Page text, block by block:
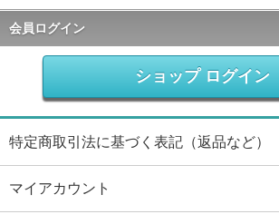
会員ログイン
ショップ ログイン
特定商取引法に基づく表記（返品など）
マイアカウント